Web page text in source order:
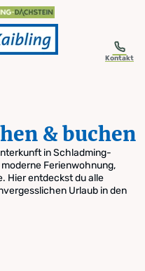
Kontakt
& buchen
in Schladming-
Ferienwohnung,
Hier entdeckst du alle
Urlaub in den